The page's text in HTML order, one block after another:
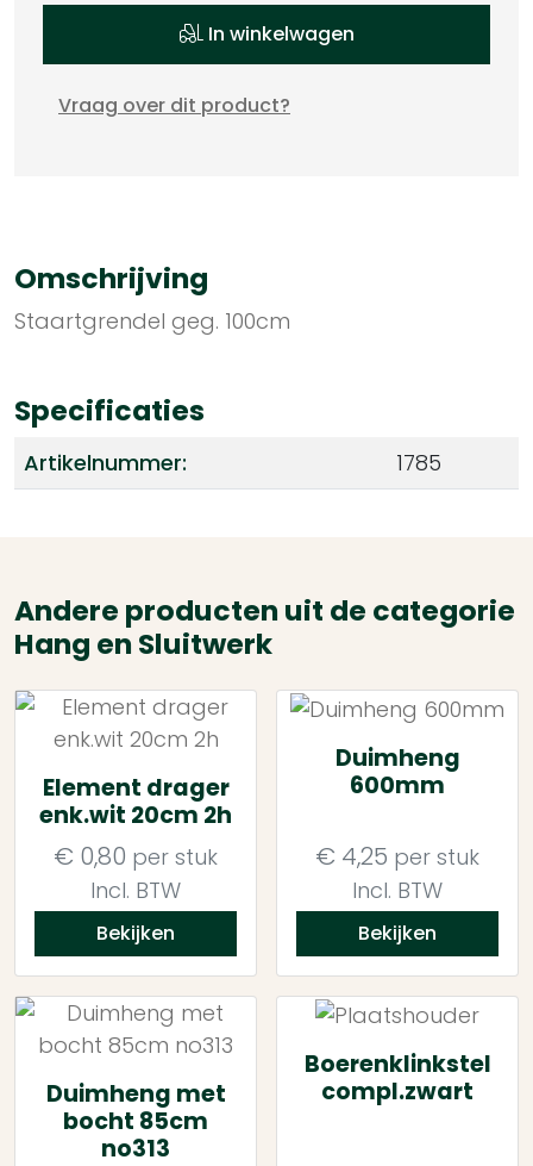
In winkelwagen
Vraag over dit product?
Omschrijving
Staartgrendel geg. 100cm
Specificaties
Artikelnummer: 1785
Andere producten uit de categorie
Hang en Sluitwerk
Element drager
enk.wit 20cm 2h
€ 0,80 per stuk
Incl. BTW
Bekijken
Duimheng
600mm
€ 4,25 per stuk
Incl. BTW
Bekijken
Duimheng met
bocht 85cm
no313
Boerenklinkstel
compl.zwart